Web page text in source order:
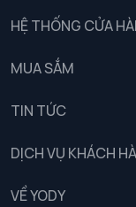
HỆ THỐNG CỬA
MUA SẮM
TIN TỨC
DỊCH VỤ KHÁCH
Chính sách khách
VỀ YODY